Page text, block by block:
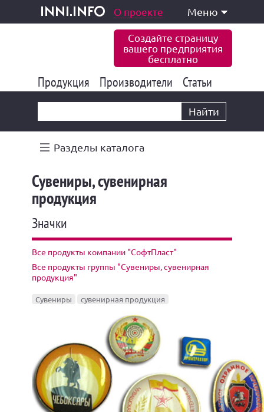
inni.info
и услуги О проекте Меню
Создайте страницу
вашего предприятия
бесплатно
Продукция 177 847
Производители 6 777
Статьи
Найти
Разделы каталога
Сувениры, сувенирная
продукция
Значки
Все продукты компании "СофтПласт"
Все продукты группы "Сувениры, сувенирная
продукция"
Сувениры сувенирная продукция